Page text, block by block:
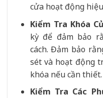
cửa hoạt động
Kiểm Tra Khóa
kỳ để đảm bảo
cách. Đảm bảo
sét và hoạt động
khóa nếu cần thiết.
Kiểm Tra Các